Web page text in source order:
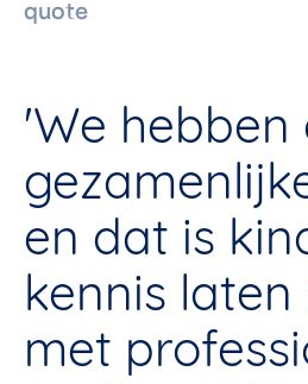
quote
'We hebben
en dat is
kennis laten
met